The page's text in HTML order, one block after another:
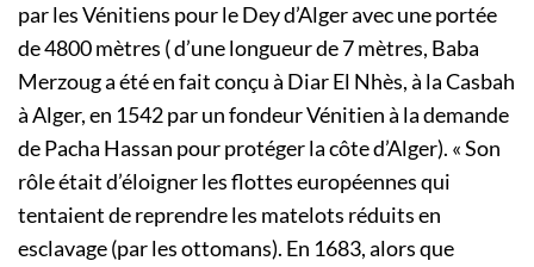
par les Vénitiens pour le Dey d’Alger avec une portée
de 4800 mètres ( d’une longueur de 7 mètres, Baba
Merzoug a été en fait conçu à Diar El Nhès, à la Casbah
à Alger, en 1542 par un fondeur Vénitien à la demande
de Pacha Hassan pour protéger la côte d’Alger). « Son
rôle était d’éloigner les flottes européennes qui
tentaient de reprendre les matelots réduits en
esclavage (par les ottomans). En 1683, alors que